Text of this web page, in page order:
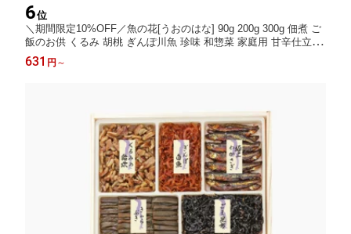
6位
＼期間限定10%OFF／魚の花[うおのはな] 90g 200g 300g 佃煮 ご
飯のお供 くるみ 胡桃 ぎんぽ川魚 珍味 和惣菜 家庭用 甘辛仕立て
常備菜 朝食 お弁当 晩酌 おつまみ 敬老の日 ギフト 贈答用 お取り
寄せ グルメ お中元 夏ギフト 冬ギフト 人気 金沢名物 金沢
631 円 ～